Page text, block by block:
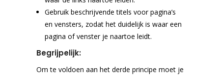
Gebruik beschrijvende titels voor pagina’s
en vensters, zodat het duidelijk is waar een
pagina of venster je naartoe leidt.
Begrijpelijk:
Om te voldoen aan het derde principe moet je